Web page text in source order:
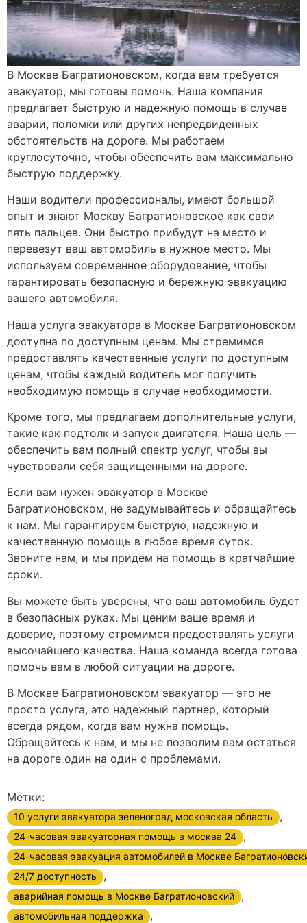
В Москве Багратионовском, когда вам требуется
эвакуатор, мы готовы помочь. Наша компания
предлагает быструю и надежную помощь в случае
аварии, поломки или других непредвиденных
обстоятельств на дороге. Мы работаем
круглосуточно, чтобы обеспечить вам максимально
быструю поддержку.
Наши водители профессионалы, имеют большой
опыт и знают Москву Багратионовское как свои
пять пальцев. Они быстро прибудут на место и
перевезут ваш автомобиль в нужное место. Мы
используем современное оборудование, чтобы
гарантировать безопасную и бережную эвакуацию
вашего автомобиля.
Наша услуга эвакуатора в Москве Багратионовском
доступна по доступным ценам. Мы стремимся
предоставлять качественные услуги по доступным
ценам, чтобы каждый водитель мог получить
необходимую помощь в случае необходимости.
Кроме того, мы предлагаем дополнительные услуги,
такие как подтолк и запуск двигателя. Наша цель —
обеспечить вам полный спектр услуг, чтобы вы
чувствовали себя защищенными на дороге.
Если вам нужен эвакуатор в Москве
Багратионовском, не задумывайтесь и обращайтесь
к нам. Мы гарантируем быструю, надежную и
качественную помощь в любое время суток.
Звоните нам, и мы придем на помощь в кратчайшие
сроки.
Вы можете быть уверены, что ваш автомобиль будет
в безопасных руках. Мы ценим ваше время и
доверие, поэтому стремимся предоставлять услуги
высочайшего качества. Наша команда всегда готова
помочь вам в любой ситуации на дороге.
В Москве Багратионовском эвакуатор — это не
просто услуга, это надежный партнер, который
всегда рядом, когда вам нужна помощь.
Обращайтесь к нам, и мы не позволим вам остаться
на дороге один на один с проблемами.
Метки:
10 услуги эвакуатора зеленоград московская область ,
24-часовая эвакуаторная помощь в москва 24 ,
24-часовая эвакуация автомобилей в Москве
24/7 доступность
,
аварийная помощь в Москве Багратионовский ,
автомобильная поддержка ,